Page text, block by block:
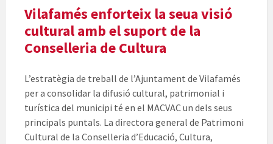
Vilafamés enforteix la seua visió
cultural amb el suport de la
Conselleria de Cultura
L’estratègia de treball de l’Ajuntament de Vilafamés
per a consolidar la difusió cultural, patrimonial i
turística del municipi té en el MACVAC un dels seus
principals puntals. La directora general de Patrimoni
Cultural de la Conselleria d’Educació, Cultura,